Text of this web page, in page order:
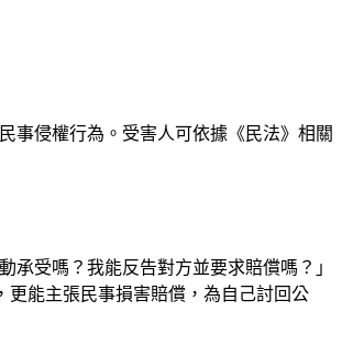
事侵權行為。受害人可依據《民法》相關
受嗎？我能反告對方並要求賠償嗎？」
更能主張民事損害賠償，為自己討回公